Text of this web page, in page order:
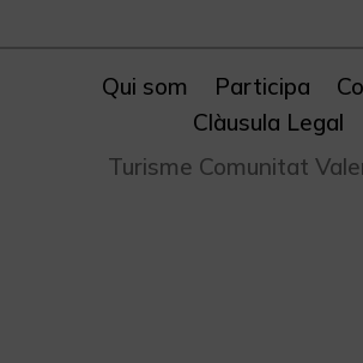
Qui som Participa
Clàusula Legal
Turisme Comunitat